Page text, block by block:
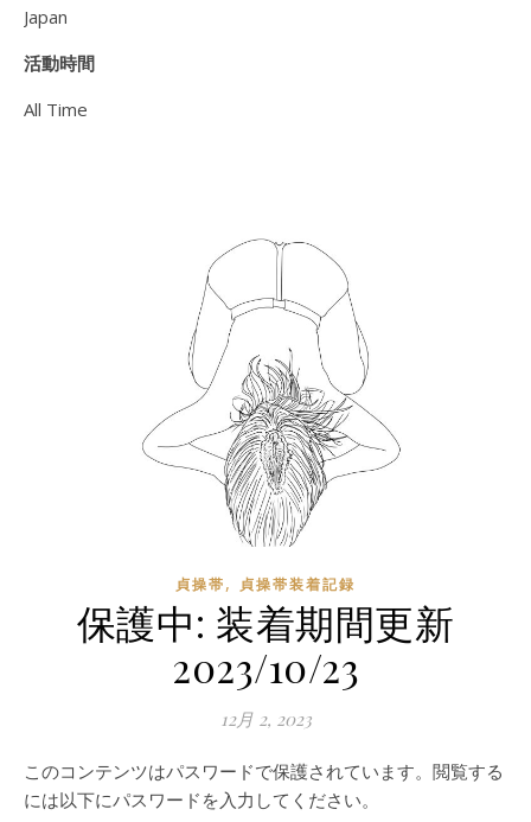
Japan
活動時間
All Time
貞操帯, 貞操帯装着記録
保護中: 装着期間更新
2023/10/23
12月 2, 2023
このコンテンツはパスワードで保護されています。閲覧する
には以下にパスワードを入力してください。